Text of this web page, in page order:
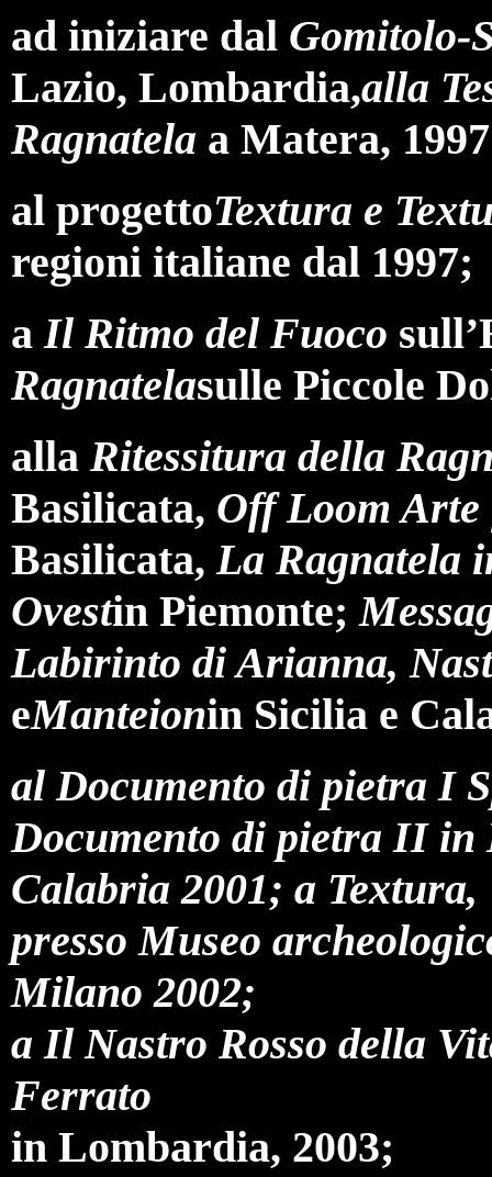
ad iniziare dal Gomitolo-
Lazio, Lombardia,alla
Ragnatela a Matera,
al progettoTextura e
regioni italiane dal 1997;
aIl Ritmo del Fuoco
Ragnatelasulle Piccole
alla Ritessitura della
Basilicata, Off Loom
Basilicata, La Ragnatela
Ovestin Piemonte;
Labirinto di Arianna,
eManteionin Sicilia e
al Documento di pietra I
Documento di pietra II
Calabria 2001; a
presso Museo
Milano 2002;
a Il Nastro Rosso della
Ferrato
in Lombardia, 2003;